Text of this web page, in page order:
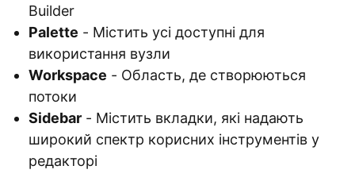
Builder
Palette - Містить усі доступні для
використання вузли
Workspace - Область, де створюються
потоки
Sidebar - Містить вкладки, які надають
широкий спектр корисних інструментів у
редакторі